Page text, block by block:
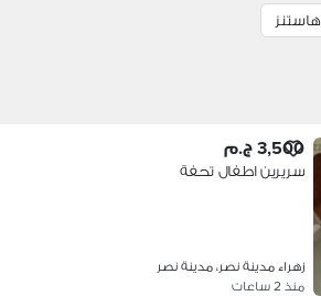
هاستنز
3,500 ج.م
سريرين اطفال تحفة
زهراء مدينة نصر، مدينة نصر
منذ 2 ساعات